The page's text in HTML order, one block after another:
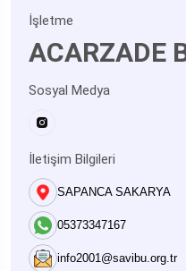
İşletme
ACARZADE
Sosyal Medya
İletişim Bilgileri
SAPANCA SAKARYA
05373347167
info2001@savibu.org.tr